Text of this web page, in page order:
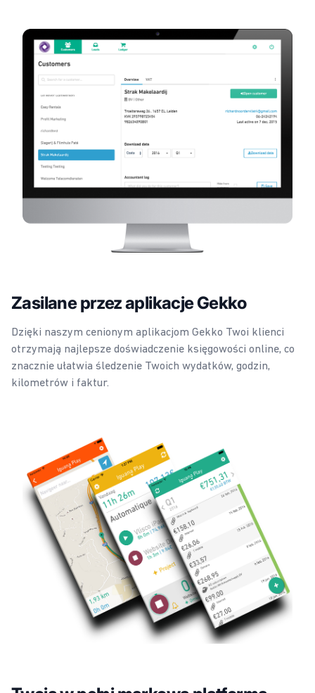
Zasilane przez aplikacje Gekko
Dzięki naszym cenionym aplikacjom Gekko Twoi klienci
otrzymają najlepsze doświadczenie księgowości online, co
znacznie ułatwia śledzenie Twoich wydatków, godzin,
kilometrów i faktur.